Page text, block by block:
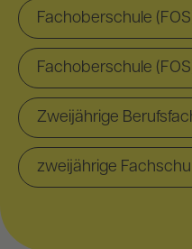
Fachoberschule
Fachoberschule
Zweijährige
zweijährige